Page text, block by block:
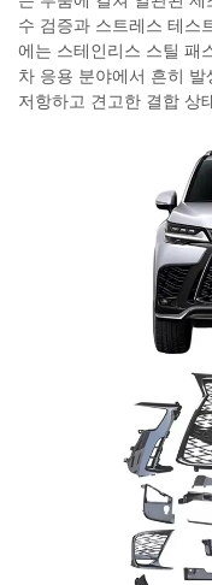
수 검증과 스트레스 테스
에는 스테인리스 스틸 패
차 응용 분야에서 흔히
저항하고 견고한 결합 상